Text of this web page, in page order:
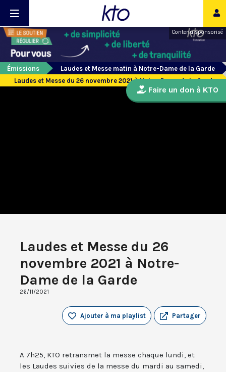
Contenu sponsorisé
Émissions
Laudes et Messe matin à Notre-Dame de la Garde
Laudes et Messe du 26 novembre 2021 à Notre-Dame de la Garde
Laudes et Messe du 26
novembre 2021 à Notre-
Dame de la Garde
26/11/2021
Partager
Ajouter à ma playlist
A 7h25, KTO retransmet la messe chaque lundi, et
les Laudes suivies de la messe du mardi au samedi,
Faire un don à KTO